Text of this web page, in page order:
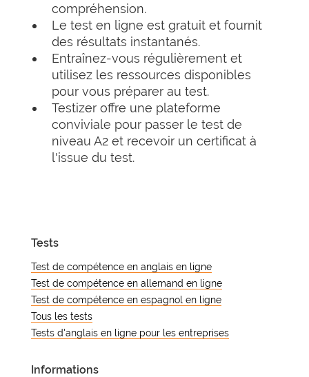
compréhension.
Le test en ligne est gratuit et fournit
des résultats instantanés.
Entraînez-vous régulièrement et
utilisez les ressources disponibles
pour vous préparer au test.
Testizer offre une plateforme
conviviale pour passer le test de
niveau A2 et recevoir un certificat à
l'issue du test.
Tests
Test de compétence en anglais en ligne
Test de compétence en allemand en ligne
Test de compétence en espagnol en ligne
Tous les tests
Tests d'anglais en ligne pour les entreprises
Informations